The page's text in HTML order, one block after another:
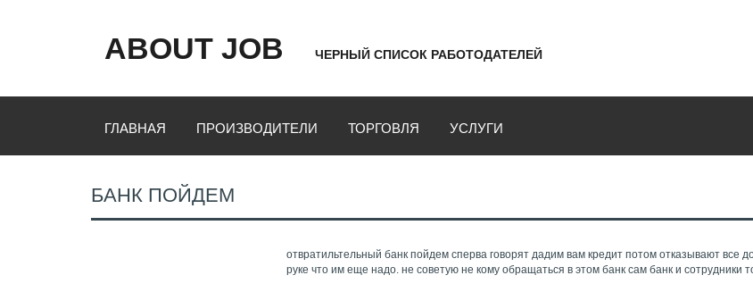
ABOUT JOB ЧЕРНЫЙ СПИСОК РАБОТОДАТЕЛЕЙ
ГЛАВНАЯ ПРОИЗВОДИТЕЛИ ТОРГОВЛЯ УСЛУГИ
БАНК ПОЙДЕМ
отвратильтельный банк пойдем сперва говорят дадим вам кредит потом отказывают все
руке что им еще надо. не советую не кому обращаться в этом банк сам банк и сотрудники